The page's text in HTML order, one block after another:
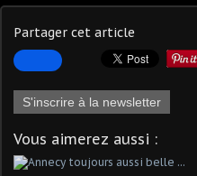
Partager cet article
S'inscrire à la newsletter
Vous aimerez aussi :